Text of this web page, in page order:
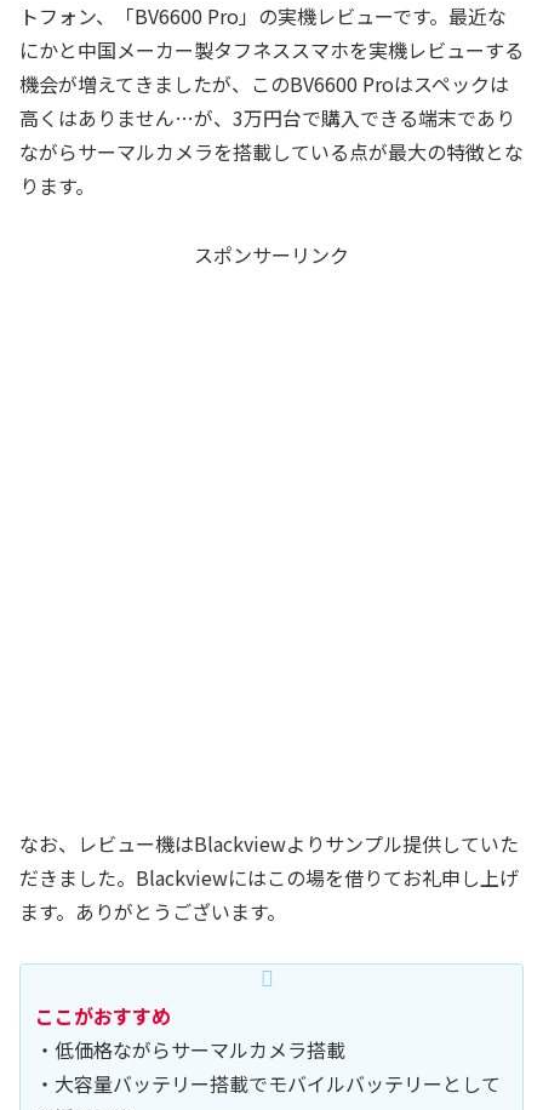
トフォン、「BV6600 Pro」の実機レビューです。最近な
にかと中国メーカー製タフネススマホを実機レビューする
機会が増えてきましたが、このBV6600 Proはスペックは
高くはありません…が、3万円台で購入できる端末であり
ながらサーマルカメラを搭載している点が最大の特徴とな
ります。
スポンサーリンク
なお、レビュー機はBlackviewよりサンプル提供していた
だきました。Blackviewにはこの場を借りてお礼申し上げ
ます。ありがとうございます。
ここがおすすめ
・低価格ながらサーマルカメラ搭載
・大容量バッテリー搭載でモバイルバッテリーとして